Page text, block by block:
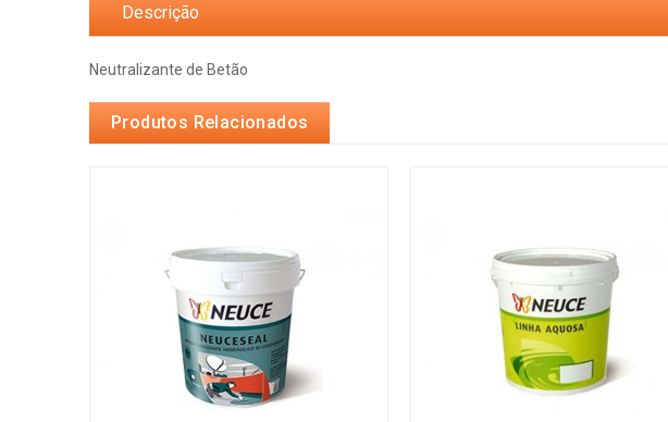
Descrição
Neutralizante de Betão
Produtos Relacionados